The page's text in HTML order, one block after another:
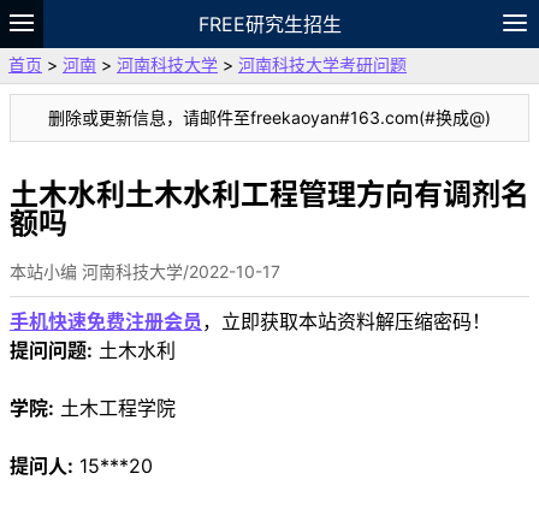
FREE研究生招生
题库
故事 专题 APP 笔记
论坛
VIP
资料
首页 > 河南 > 河南科技大学 > 河南科技大学考研问题
删除或更新信息，请邮件至freekaoyan#163.com(#换成@)
土木水利土木水利工程管理方向有调剂名
额吗
本站小编 河南科技大学/2022-10-17
手机快速免费注册会员 ，立即获取本站资料解压缩密码！
提问问题: 土木水利
学院: 土木工程学院
提问人: 15***20